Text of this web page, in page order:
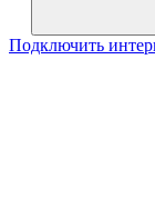
Подключить